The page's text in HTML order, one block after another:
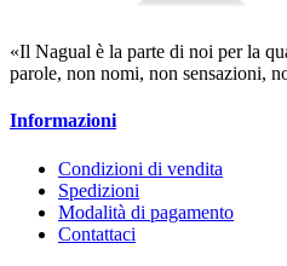
«Il Nagual è la parte di noi per la
parole, non nomi, non sensazioni,
Informazioni
Condizioni di vendita
Spedizioni
Modalità di pagamento
Contattaci